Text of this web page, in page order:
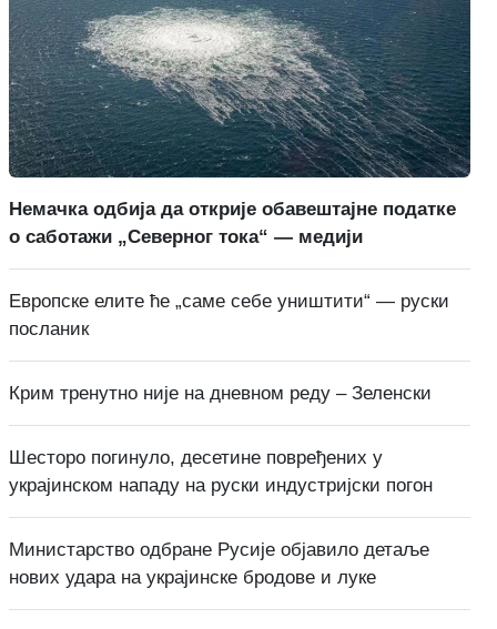
Немачка одбија да открије обавештајне податке
о саботажи „Северног тока“ — медији
Европске елите ће „саме себе уништити“ — руски
посланик
Крим тренутно није на дневном реду – Зеленски
Шесторо погинуло, десетине повређених у
украјинском нападу на руски индустријски погон
Министарство одбране Русије објавило детаље
нових удара на украјинске бродове и луке